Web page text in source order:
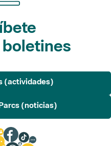
(actividades)
(noticias)